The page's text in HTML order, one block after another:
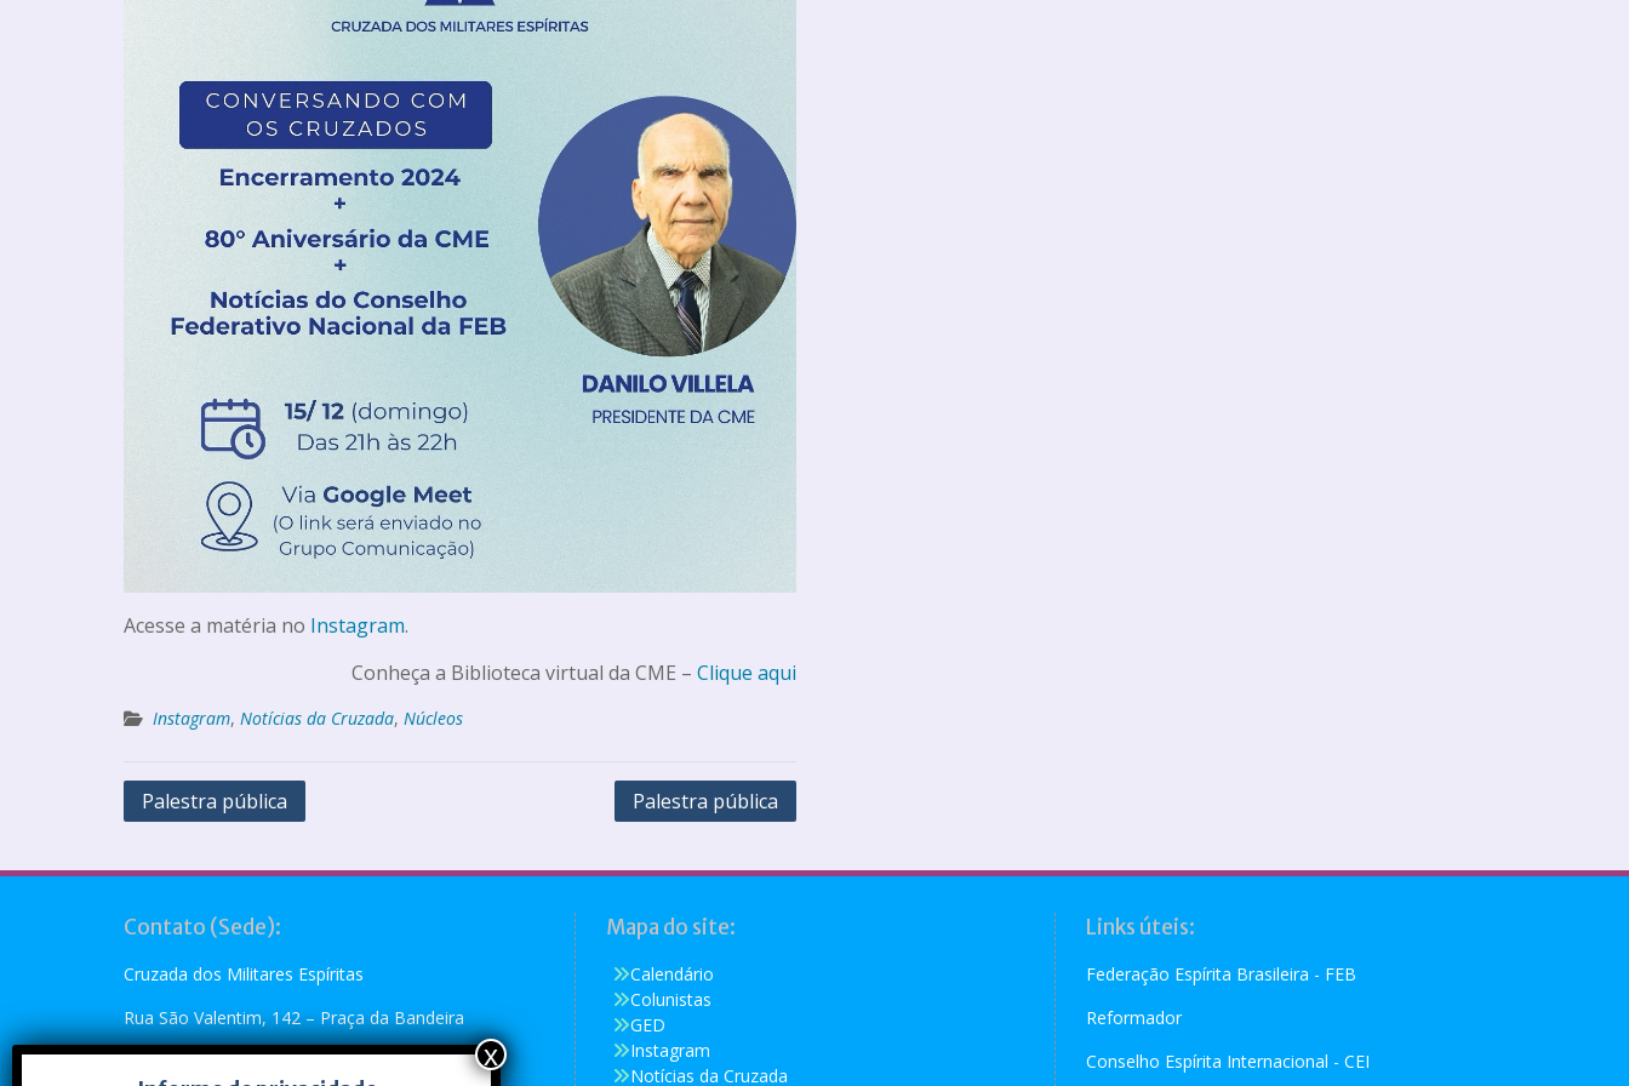
Acesse a matéria no Instagram.
Conheça a Biblioteca virtual da CME – Clique aqui
Instagram, Notícias da Cruzada, Núcleos
Palestra pública Palestra pública
Contato (Sede):
Cruzada dos Militares Espíritas
Rua São Valentim, 142 – Praça da Bandeira
Rio de Janeiro, RJ – CEP: 20.260-110
Mapa do site:
Calendário
Colunistas
GED
Instagram
Notícias da Cruzada
Links úteis:
Federação Espírita Brasileira - FEB
Reformador
Conselho Espírita Internacional - CEI